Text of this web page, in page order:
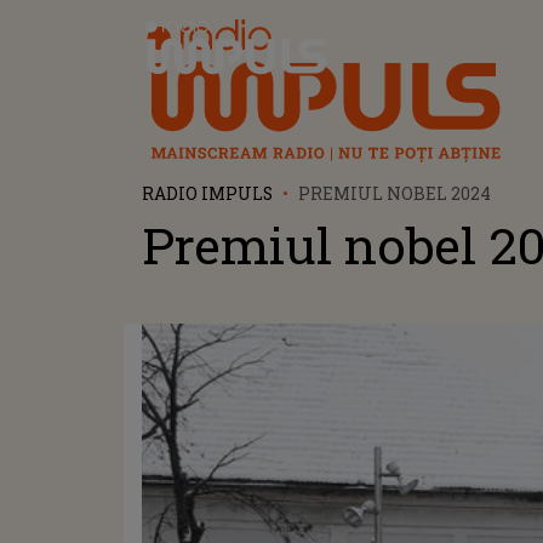
Radio Impuls
RADIO IMPULS PREMIUL NOBEL 2024
Premiul nobel